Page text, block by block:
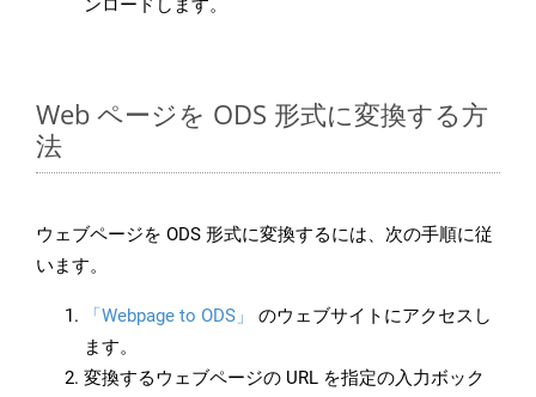
ンロードします。
Web ページを ODS 形式に変換する方
法
ウェブページを ODS 形式に変換するには、次の手順に従
います。
「Webpage to ODS」
のウェブサイトにアクセスし
ます。
変換するウェブページの URL を指定の入力ボック